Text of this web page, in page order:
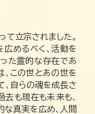
立宗されました。
広めるべく、活動を
た霊的な存在であ
、この世とあの世を
、自らの魂を成長さ
去も現在も未来も、
な真実を広め、人間